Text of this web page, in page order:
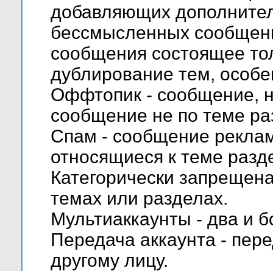
добавляющих
бессмысленных
сообщения состоящее
дублирование тем,
Оффтопик - сообщение,
сообщение не по теме
Спам - сообщение
относящиеся к теме
Категорически
темах или разделах.
Мультиаккаунты - два и
Передача аккаунта -
другому лицу.